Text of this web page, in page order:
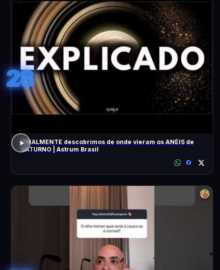
28
FINALMENTE descobrimos de onde vieram os ANÉIS de
SATURNO | Astrum Brasil